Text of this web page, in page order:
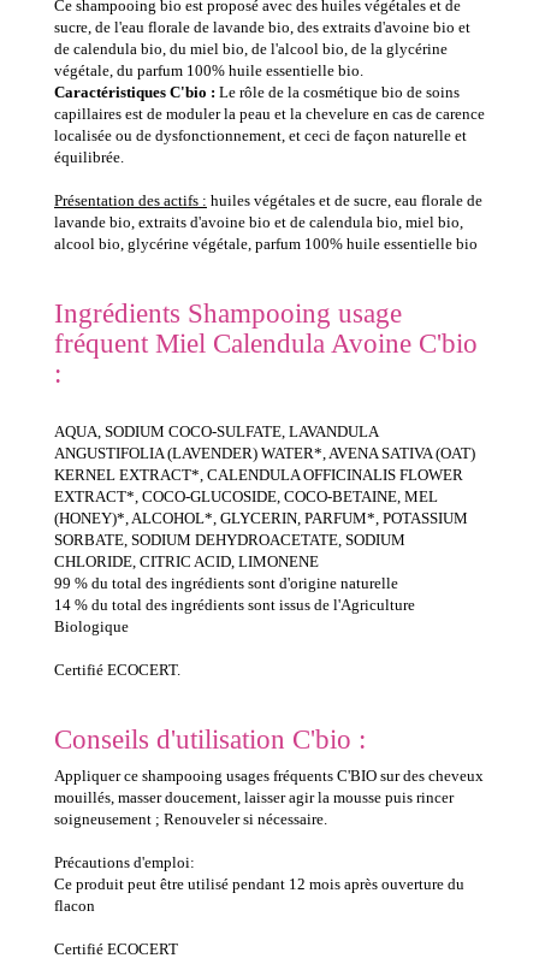
Ce shampooing bio est proposé avec des huiles végétales et de
sucre, de l'eau florale de lavande bio, des extraits d'avoine bio et
de calendula bio, du miel bio, de l'alcool bio, de la glycérine
végétale, du parfum 100% huile essentielle bio.
Caractéristiques C'bio : Le rôle de la cosmétique bio de soins
capillaires est de moduler la peau et la chevelure en cas de carence
localisée ou de dysfonctionnement, et ceci de façon naturelle et
équilibrée.
Présentation des actifs : huiles végétales et de sucre, eau florale de
lavande bio, extraits d'avoine bio et de calendula bio, miel bio,
alcool bio, glycérine végétale, parfum 100% huile essentielle bio
Ingrédients Shampooing usage
fréquent Miel Calendula Avoine C'bio
:
AQUA, SODIUM COCO-SULFATE, LAVANDULA
ANGUSTIFOLIA (LAVENDER) WATER*, AVENA SATIVA (OAT)
KERNEL EXTRACT*, CALENDULA OFFICINALIS FLOWER
EXTRACT*, COCO-GLUCOSIDE, COCO-BETAINE, MEL
(HONEY)*, ALCOHOL*, GLYCERIN, PARFUM*, POTASSIUM
SORBATE, SODIUM DEHYDROACETATE, SODIUM
CHLORIDE, CITRIC ACID, LIMONENE
99 % du total des ingrédients sont d'origine naturelle
14 % du total des ingrédients sont issus de l'Agriculture
Biologique
Certifié ECOCERT.
Conseils d'utilisation C'bio :
Appliquer ce shampooing usages fréquents C'BIO sur des cheveux
mouillés, masser doucement, laisser agir la mousse puis rincer
soigneusement ; Renouveler si nécessaire.
Précautions d'emploi:
Ce produit peut être utilisé pendant 12 mois après ouverture du
flacon
Certifié ECOCERT